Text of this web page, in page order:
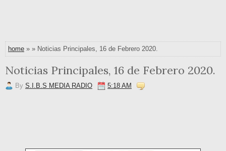
home » » Noticias Principales, 16 de Febrero 2020.
Noticias Principales, 16 de Febrero 2020.
By S.I.B.S MEDIA RADIO 5:18 AM